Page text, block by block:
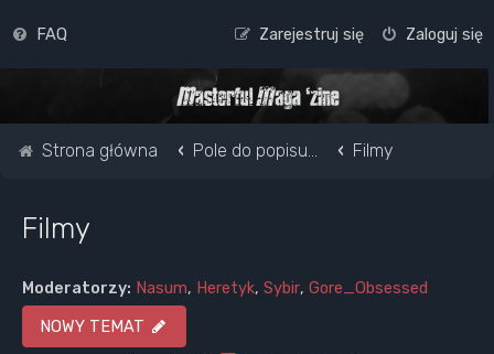
FAQ Zaloguj się
Zarejestruj się
Strona główna Pole do popisu... Filmy
Filmy
Moderatorzy: Nasum, Heretyk, Sybir, Gore_Obsessed
NOWY TEMAT